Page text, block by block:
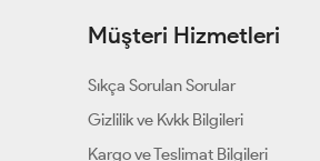
Müşteri Hizmetleri
Sıkça Sorulan Sorular
Gizlilik ve Kvkk Bilgileri
Kargo ve Teslimat Bilgileri